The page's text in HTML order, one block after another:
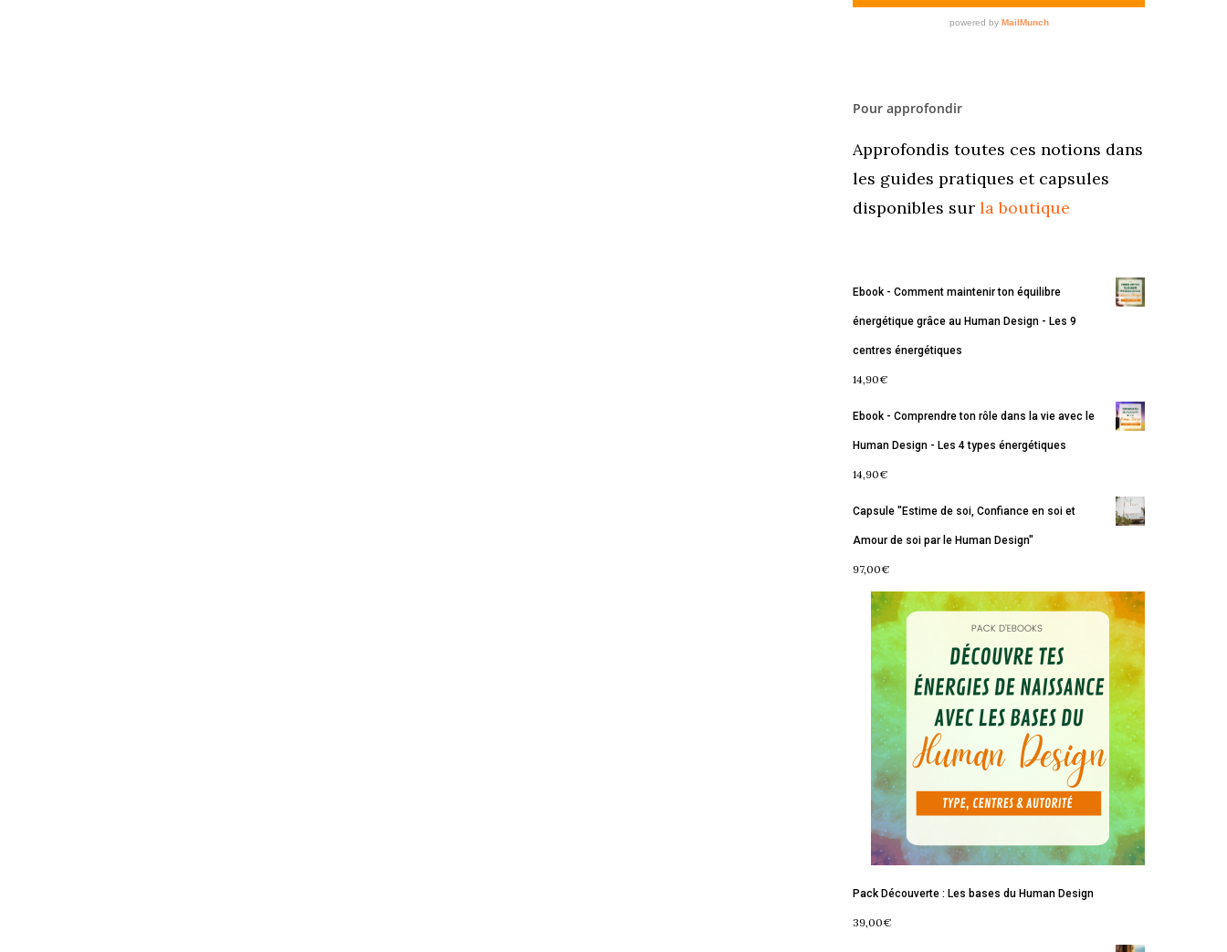
Pour approfondir
Approfondis toutes ces notions dans
les guides pratiques et capsules
disponibles surla boutique
Ebook - Comment maintenir ton équilibre
énergétique grâce au Human Design - Les 9
centres énergétiques
14,90€
Ebook - Comprendre ton rôle dans la vie avec le
Human Design - Les 4 types énergétiques
14,90€
Capsule "Estime de soi, Confiance en soi et
Amour de soi par le Human Design"
97,00€
Pack Découverte : Les bases du Human Design
39,00€